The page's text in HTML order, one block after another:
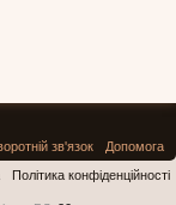
зв'язок
Допомога
Політика конфіденційності